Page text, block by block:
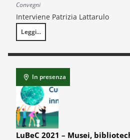
Convegni
Interviene Patrizia Lattarulo
Leggi...
IV Convegno Nazionale di
In presenza
LuBeC 2021 – Musei,